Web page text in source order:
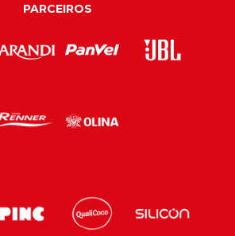
PARCEIROS